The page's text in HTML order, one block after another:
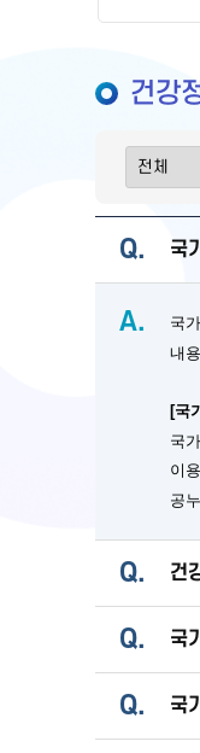
건강
Q. 국
A.
국
내
[국
국
이
공
Q. 건
Q. 국
Q. 국